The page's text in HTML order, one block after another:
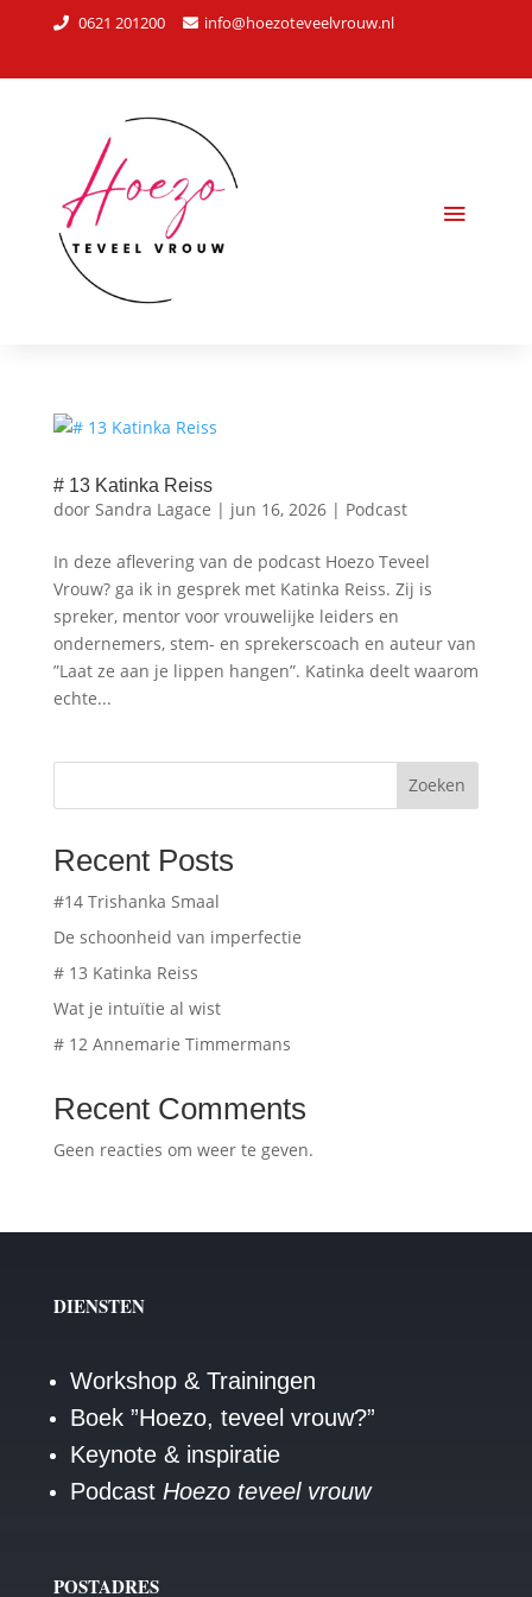
0621 201200 info@hoezoteveelvrouw.nl
# 13 Katinka Reiss
door Sandra Lagace | jun 16, 2026| Podcast
In deze aflevering van de podcast Hoezo Teveel
Vrouw? ga ik in gesprek met ⁠Katinka Reiss.⁠ Zij is
spreker, mentor voor vrouwelijke leiders en
ondernemers, stem- en sprekerscoach en auteur van
”⁠Laat ze aan je lippen hangen⁠”. Katinka deelt waarom
echte...
Zoeken
Recent Posts
#14 Trishanka Smaal
De schoonheid van imperfectie
# 13 Katinka Reiss
Wat je intuïtie al wist
# 12 Annemarie Timmermans
Recent Comments
Geen reacties om weer te geven.
DIENSTEN
Workshop & Trainingen
Boek ”Hoezo, teveel vrouw?”
Keynote & inspiratie
Podcast Hoezo teveel vrouw
POSTADRES